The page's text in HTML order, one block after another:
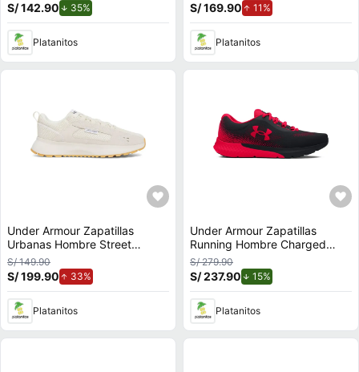
S/ 142.90 35%
Platanitos
S/ 169.90 11%
Platanitos
Under Armour Zapatillas
Urbanas Hombre Street
Mirage
S/ 149.90
S/ 199.90 33%
Platanitos
Under Armour Zapatillas
Running Hombre Charged
Rogue 4
S/ 279.90
S/ 237.90 15%
Platanitos